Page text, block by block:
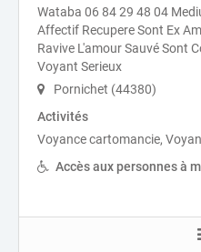
Wataba 06 84 29 48 04
Affectif Recupere Sont Ex
Ravive L'amour Sauvé Sont
Voyant Serieux
Pornichet (44380)
Activités
Voyance cartomancie,
Accès aux personnes à